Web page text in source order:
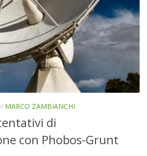
MARCO ZAMBIANCHI
di
con Phobos-Grunt